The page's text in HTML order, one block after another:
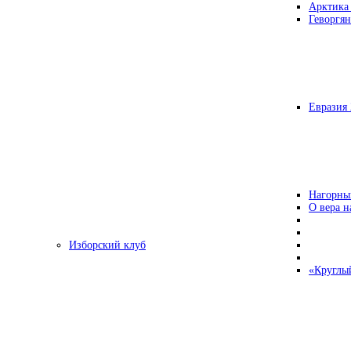
Евразия
О вера
Изборский клуб